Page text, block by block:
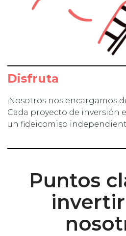
Disfruta
¡Nosotros nos encargamos
Cada proyecto de inversión
un fideicomiso
Puntos